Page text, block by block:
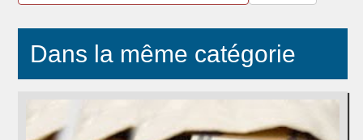
Dans la même catégorie